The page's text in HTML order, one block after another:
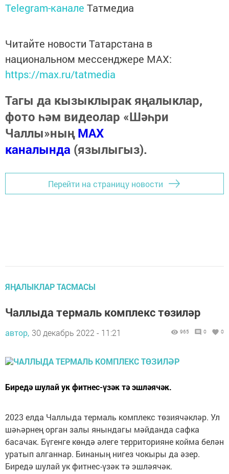
Telegram-канале Татмедиа
Читайте новости Татарстана в
национальном мессенджере MАХ:
https://max.ru/tatmedia
Тагы да кызыклырак яңалыклар,
фото һәм видеолар «Шәһри
Чаллы»ныңMAX
каналында (язылыгыз).
Перейти на страницу новости
ЯҢАЛЫКЛАР ТАСМАСЫ
Чаллыда термаль комплекс төзиләр
автор, 30 декабрь 2022 - 11:21 965 0 0
Биредә шулай ук фитнес-үзәк тә эшләячәк.
2023 елда Чаллыда термаль комплекс төзиячәкләр. Ул
шәһәрнең орган залы янындагы мәйданда сафка
басачак. Бүгенге көндә әлеге территорияне койма белән
уратып алганнар. Бинаның нигез чокыры да әзер.
Биредә шулай ук фитнес-үзәк тә эшләячәк.